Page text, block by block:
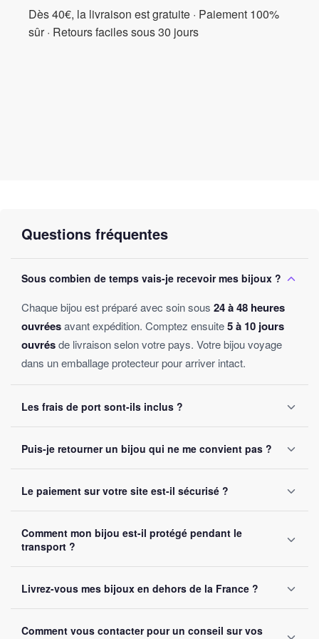
Dès 40€, la livraison est gratuite · Paiement 100%
sûr · Retours faciles sous 30 jours
Questions fréquentes
Sous combien de temps vais-je recevoir mes bijoux ?
Chaque bijou est préparé avec soin sous 24 à 48 heures
ouvréesavant expédition. Comptez ensuite5 à 10 jours
ouvrésde livraison selon votre pays. Votre bijou voyage
dans un emballage protecteur pour arriver intact.
Les frais de port sont-ils inclus ?
sans montant minimum d'achat. Votre bijou part sous 24 à
48 heures ouvrées.
Puis-je retourner un bijou qui ne me convient pas ?
le retourner. Remboursement intégral garanti, sans
question posée.
Le paiement sur votre site est-il sécurisé ?
SSL. Nous acceptons Visa, Mastercard, PayPal et Apple
Pay. Vos données bancaires ne sont jamais stockées sur
Comment mon bijou est-il protégé pendant le
transport ?
renforcé. Un numéro de suivi vous est envoyé par e-mail
dès l'expédition.
Livrez-vous mes bijoux en dehors de la France ?
. Comptez 5 à 10 jours ouvrés selon la
Comment vous contacter pour un conseil sur vos